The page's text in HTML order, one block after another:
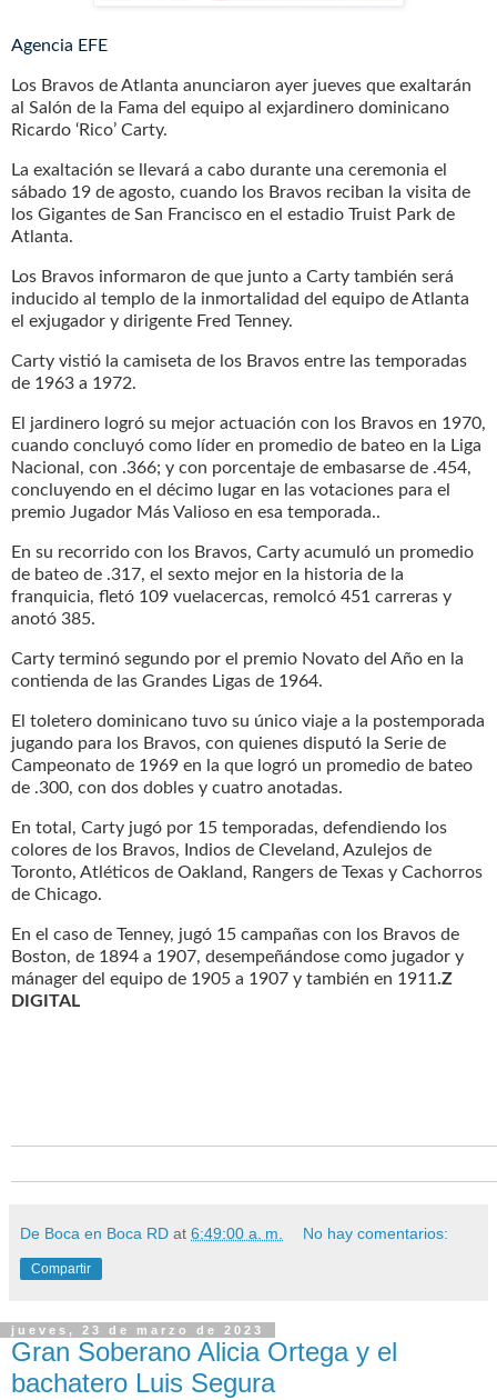
Agencia EFE
Los Bravos de Atlanta anunciaron ayer jueves que exaltarán
al Salón de la Fama del equipo al exjardinero dominicano
Ricardo ‘Rico’ Carty.
La exaltación se llevará a cabo durante una ceremonia el
sábado 19 de agosto, cuando los Bravos reciban la visita de
los Gigantes de San Francisco en el estadio Truist Park de
Atlanta.
Los Bravos informaron de que junto a Carty también será
inducido al templo de la inmortalidad del equipo de Atlanta
el exjugador y dirigente Fred Tenney.
Carty vistió la camiseta de los Bravos entre las temporadas
de 1963 a 1972.
El jardinero logró su mejor actuación con los Bravos en 1970,
cuando concluyó como líder en promedio de bateo en la Liga
Nacional, con .366; y con porcentaje de embasarse de .454,
concluyendo en el décimo lugar en las votaciones para el
premio Jugador Más Valioso en esa temporada..
En su recorrido con los Bravos, Carty acumuló un promedio
de bateo de .317, el sexto mejor en la historia de la
franquicia, fletó 109 vuelacercas, remolcó 451 carreras y
anotó 385.
Carty terminó segundo por el premio Novato del Año en la
contienda de las Grandes Ligas de 1964.
El toletero dominicano tuvo su único viaje a la postemporada
jugando para los Bravos, con quienes disputó la Serie de
Campeonato de 1969 en la que logró un promedio de bateo
de .300, con dos dobles y cuatro anotadas.
En total, Carty jugó por 15 temporadas, defendiendo los
colores de los Bravos, Indios de Cleveland, Azulejos de
Toronto, Atléticos de Oakland, Rangers de Texas y Cachorros
de Chicago.
En el caso de Tenney, jugó 15 campañas con los Bravos de
Boston, de 1894 a 1907, desempeñándose como jugador y
mánager del equipo de 1905 a 1907 y también en 1911.Z
DIGITAL
De Boca en Boca RD at 6:49:00 a. m. No hay comentarios:
Compartir
jueves, 23 de marzo de 2023
Gran Soberano Alicia Ortega y el
bachatero Luis Segura